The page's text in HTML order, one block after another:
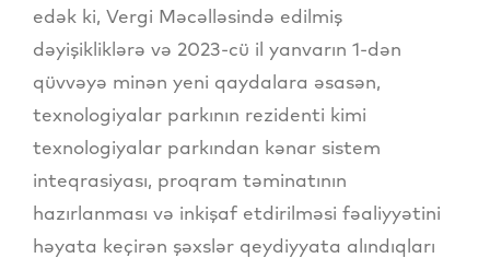
edək ki, Vergi Məcəlləsində edilmiş
dəyişikliklərə və 2023-cü il yanvarın 1-dən
qüvvəyə minən yeni qaydalara əsasən,
texnologiyalar parkının rezidenti kimi
texnologiyalar parkından kənar sistem
inteqrasiyası, proqram təminatının
hazırlanması və inkişaf etdirilməsi fəaliyyətini
həyata keçirən şəxslər qeydiyyata alındıqları